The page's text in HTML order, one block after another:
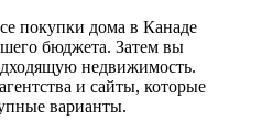
покупки дома в Канаде
бюджета. Затем вы
недвижимость.
и сайты, которые
варианты.